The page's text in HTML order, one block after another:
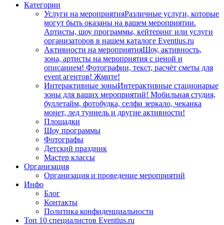
Категории
Услуги на мероприятияРазличные услуги, которые
могут быть оказаны на вашем мероприятии.
Артисты, шоу программы, кейтеринг или услуги
организаторов в нашем каталоге Eventius.ru
Активности на мероприятияШоу, активность,
зона, артисты на мероприятия с ценой и
описанием! Фотографии, текст, расчёт сметы для
event агентов! Жмите!
Интерактивные зоныИнтерактивные стационарые
зоны для ваших мероприятий! Мобильная студия,
буллетайм, фотобудка, селфи зеркало, чеканка
монет, лед туннель и другие активности!
Площадки
Шоу программы
Фотографы
Детский праздник
Мастер классы
Организация
Организация и проведение мероприятий
Инфо
Блог
Контакты
Политика конфиденциальности
Топ 10 специалистов Eventius.ru